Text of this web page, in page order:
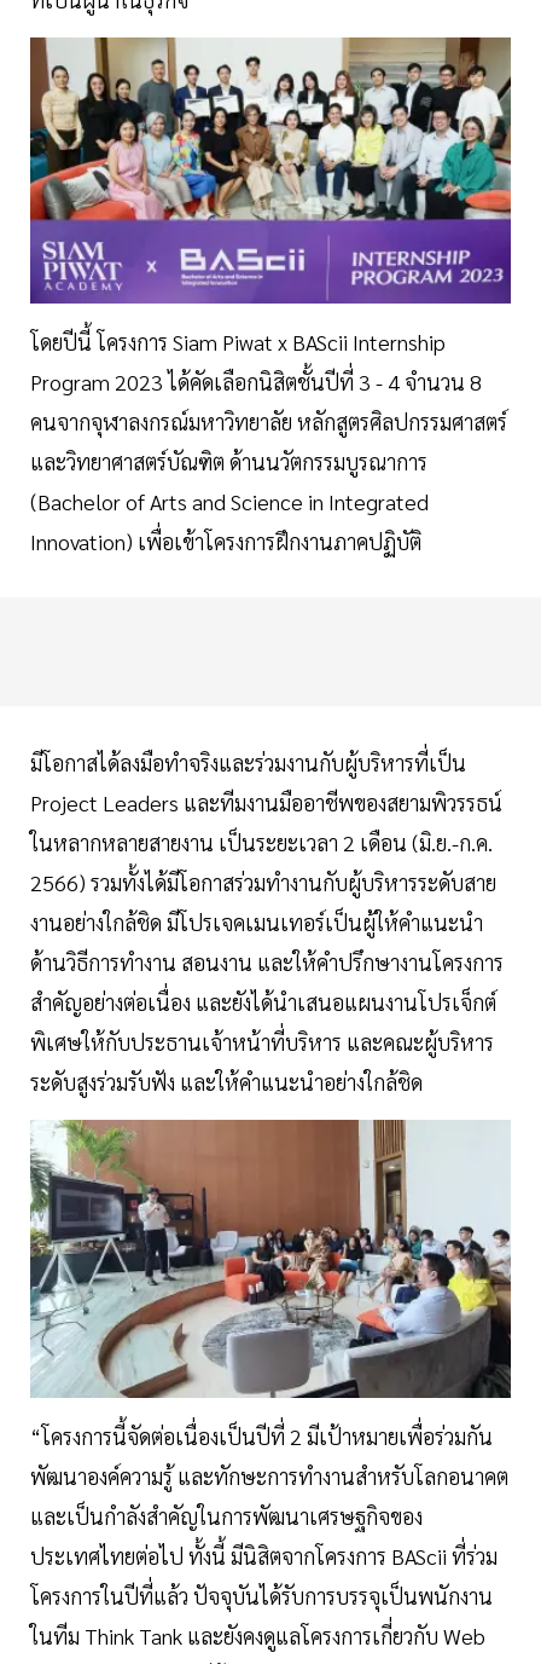
โดยปีนี้ โครงการ Siam Piwat x BAScii Internship
Program 2023 ได้คัดเลือกนิสิตชั้นปีที่ 3 - 4 จำนวน 8
คนจากจุฬาลงกรณ์มหาวิทยาลัย หลักสูตรศิลปกรรมศาสตร์
และวิทยาศาสตร์บัณฑิต ด้านนวัตกรรมบูรณาการ
(Bachelor of Arts and Science in Integrated
Innovation) เพื่อเข้าโครงการฝึกงานภาคปฏิบัติ
มีโอกาสได้ลงมือทำจริงและร่วมงานกับผู้บริหารที่เป็น
Project Leaders และทีมงานมืออาชีพของสยามพิวรรธน์
ในหลากหลายสายงาน เป็นระยะเวลา 2 เดือน (มิ.ย.-ก.ค.
2566) รวมทั้งได้มีโอกาสร่วมทำงานกับผู้บริหารระดับสาย
งานอย่างใกล้ชิด มีโปรเจคเมนเทอร์เป็นผู้ให้คำแนะนำ
ด้านวิธีการทำงาน สอนงาน และให้คำปรึกษางานโครงการ
สำคัญอย่างต่อเนื่อง และยังได้นำเสนอแผนงานโปรเจ็กต์
พิเศษให้กับประธานเจ้าหน้าที่บริหาร และคณะผู้บริหาร
ระดับสูงร่วมรับฟัง และให้คำแนะนำอย่างใกล้ชิด
“โครงการนี้จัดต่อเนื่องเป็นปีที่ 2 มีเป้าหมายเพื่อร่วมกัน
พัฒนาองค์ความรู้ และทักษะการทำงานสำหรับโลกอนาคต
และเป็นกำลังสำคัญในการพัฒนาเศรษฐกิจของ
ประเทศไทยต่อไป ทั้งนี้ มีนิสิตจากโครงการ BAScii ที่ร่วม
โครงการในปีที่แล้ว ปัจจุบันได้รับการบรรจุเป็นพนักงาน
ในทีม Think Tank และยังคงดูแลโครงการเกี่ยวกับ Web